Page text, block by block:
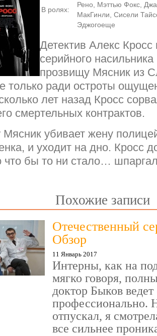
В ролях:
Рено, Мэттью Фокс,
МакГинли, Сисели
Эджогоеще
Детектив Алекс
серийного
прозвищу Мясник из
только ради остроты
лет назад Кросс
смертельных контрактов.
Мясник убивает жену
и уходит на дно. Кросс
что бы то ни стало…
Похожие записи
Отечественный
Обзор
11 Январь 2017
Интерны, как на
мягко говоря,
доктор Быков ведет
профессионально.
отпускал, я
все сильнее